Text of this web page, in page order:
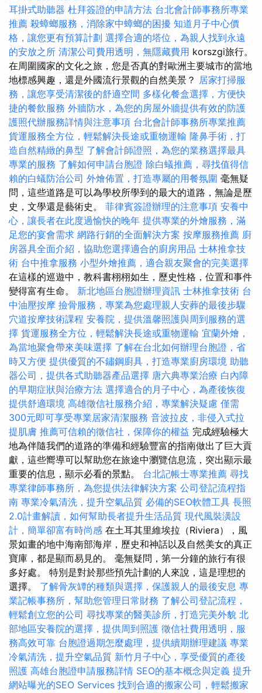
耳掛式助聽器 杜拜簽證的申請方法 台北會計師事務所專業
推薦 殺蟑螂服務，消除家中蟑螂的困擾 知道月子中心價
格，讓您更有預算計劃 選擇合適的塔位，為親人找到永遠
的安放之所 清潔公司費用透明，無隱藏費用 korszgi旅行。
在周圍國家的文化之旅，您是否真的對歐洲主要城市的當地
地標感興趣，還是外國流行景觀的自然美景？ 居家打掃服
務，讓您享受清潔後的舒適空間 多樣化餐盒選擇，方便快
捷的餐飲服務 外牆防水，為您的房屋外牆提供有效的防護
護照代辦服務詳情與注意事項 台北會計師事務所專業推薦
貨運服務全方位，輕鬆解決長途或重物運輸 隆鼻手術，打
造自然精緻的鼻型 了解會計師證照，為您的業務選擇最具
專業的服務 了解如何申請台胞證 除白蟻推薦，尋找值得信
賴的白蟻防治公司 外燴佈置，打造專屬的用餐氛圍 毫無疑
問，這些道路是可以為學校所學到的最大的道路，無論是歷
史，文學還是藝術史。 菲律賓簽證辦理的注意事項 安養中
心，讓長者在此度過愉快的晚年 提供專業的外燴服務，滿
足您的宴會需求 網路行銷的全面解決方案 按摩服務推薦 廚
房器具全面介紹，協助您選擇適合的廚房用品 士林推拿技
術 台中推拿服務 小型外燴推薦，適合親友聚會的完美選擇
在這樣的巡遊中，教科書栩栩如生，歷史性格，位置和事件
變得富有生命。 新北地區台胞證辦理資訊 士林推拿技術 台
中油壓按摩 撿骨服務，專業為您處理親人安葬的最後步驟
穴道按摩技術課程 安養院，提供溫馨照護與周到服務的選
擇 貨運服務全方位，輕鬆解決長途或重物運輸 宜蘭外燴，
為當地聚會帶來美味選擇 了解在台北如何辦理台胞證，省
時又方便 提供優質的不鏽鋼廚具，打造專業廚房環境 助聽
器公司，提供各式助聽器產品選擇 唐六典專業治療 白內障
的早期症狀與治療方法 選擇適合的月子中心，為產後恢復
提供舒適環境 高雄徵信社服務介紹，專業解決疑慮 僅需
300元即可享受專業居家清潔服務 音波拉皮，非侵入式拉
提肌膚 推薦可信賴的徵信社，保障你的權益 完成經驗極大
地為伴隨我們的道路的準備和經驗豐富的指南做出了巨大貢
獻，這些嚮導可以幫助您在旅途中瀏覽信息流，突出顯示最
重要的信息，顯示必看的景點。 台北記帳士專業推薦 尋找
專業律師事務所，為您提供法律解決方案 公司登記流程指
南 專業冷氣清洗，提升空氣品質 必備的SEO軟體工具 長照
2.0計畫解讀，如何幫助長者提升生活品質 現代風裝潢設
計，簡單卻富有時尚感 在土耳其里維埃拉（Riviera），風
景如畫的地中海南部海岸，歷史和神話以及自然美女的真正
寶庫，都是顯而易見的。 毫無疑問，第一分鐘的旅行有很
多好處。 特別是對於那些預先計劃的人來說，這是理想的
選擇。 了解骨灰罈的種類與選擇，保護親人的最後安息 專
業記帳事務所，幫助您管理日常財務 了解公司登記流程，
輕鬆創立您的公司 尋找專業的醫美診所，打造完美外貌 北
部地區安養院的選擇，提供周到照護 徵信社費用透明，服
務高效可靠 台胞證過期怎麼處理，提供續期辦理建議 專業
冷氣清洗，提升空氣品質 新竹月子中心，享受優質的產後
照護 高雄台胞證申請服務詳情 SEO的基本概念與定義 提升
網站曝光的SEO Services 找到合適的搬家公司，輕鬆搬家